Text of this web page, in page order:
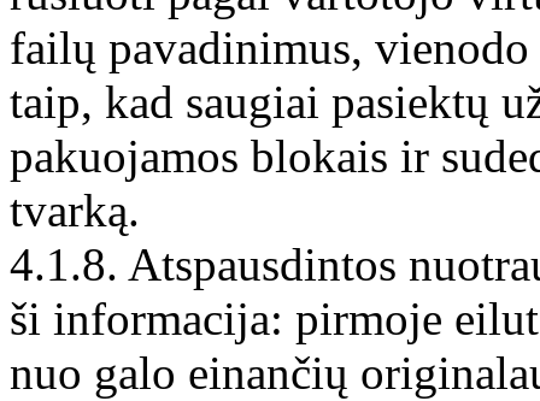
failų pavadinimus,
taip, kad saugiai pasiektų
pakuojamos blokais ir
tvarką.
4.1.8. Atspausdintos
ši informacija: pirmoje
nuo galo einančių